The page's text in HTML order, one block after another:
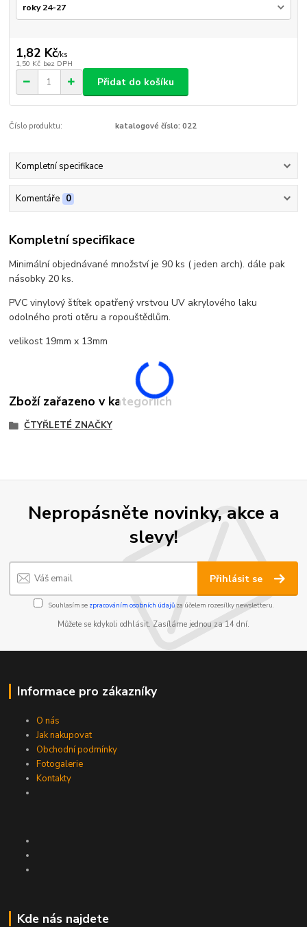
1,82 Kč/ks
1,50 Kč bez DPH
Přidat do košíku
Číslo produktu: katalogové číslo: 022
Kompletní specifikace
Komentáře 0
Kompletní specifikace
Minimální objednávané množství je 90 ks ( jeden arch). dále pak
násobky 20 ks.
PVC vinylový štítek opatřený vrstvou UV akrylového laku
odolného proti otěru a ropouštědlům.
velikost 19mm x 13mm
Zboží zařazeno v kategoriích
ČTYŘLETÉ ZNAČKY
Nepropásněte novinky, akce a
slevy!
Přihlásit se
Souhlasím se zpracováním osobních údajůza účelem rozesílky newsletteru.
Můžete se kdykoli odhlásit. Zasíláme jednou za 14 dní.
Informace pro zákazníky
O nás
Jak nakupovat
Obchodní podmínky
Fotogalerie
Kontakty
Kde nás najdete